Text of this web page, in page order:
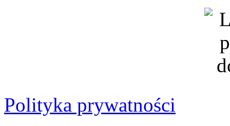
Polityka prywatności